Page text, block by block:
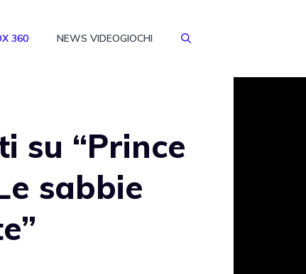
360 NEWS VIDEOGIOCHI
su “Prince
sabbie